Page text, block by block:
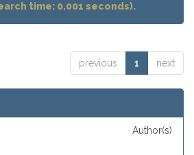
time: 0.001 seconds).
previous 1 next
Author(s)